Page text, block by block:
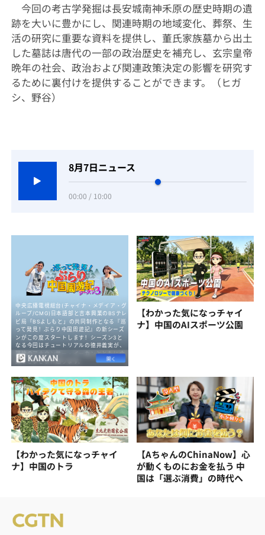
今回の考古学発掘は長安城南神禾原の歴史時期の遺
跡を大いに豊かにし、関連時期の地域変化、葬祭、生
活の研究に重要な資料を提供し、董氏家族墓から出土
した墓誌は唐代の一部の政治歴史を補充し、玄宗皇帝
晩年の社会、政治および関連政策決定の影響を研究す
るために裏付けを提供することができます。（ヒガ
シ、野谷）
8月7日ニュース
00:00 / 10:00
【わかった気になっチャイ
ナ】中国のAIスポーツ公園
【わかった気になっチャイ
ナ】中国のトラ
【AちゃんのChinaNow】心
が動くものにお金を払う 中
国は「選ぶ消費」の時代へ